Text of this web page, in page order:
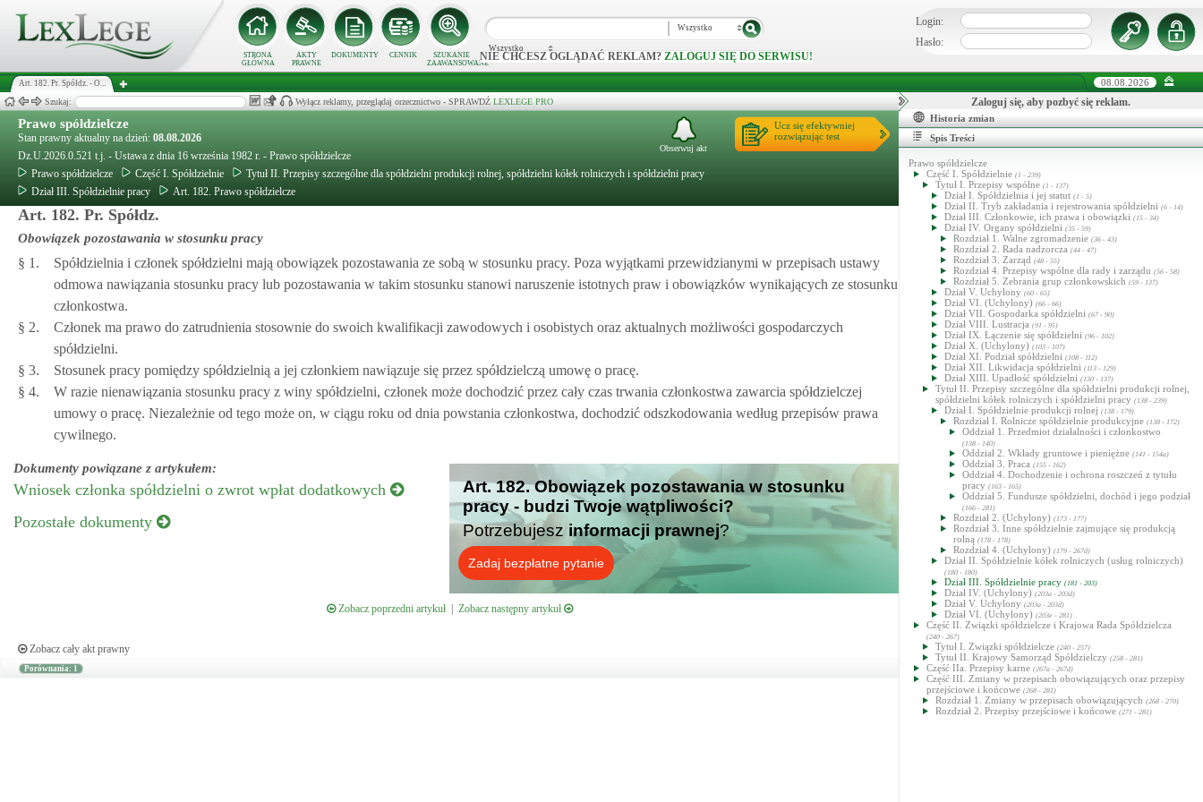
STRONA
GŁÓWNA
AKTY
PRAWNE
DOKUMENTY CENNIK
SZUKANIE
ZAAWANSOWANE
Wszystko
Wszystko
NIE CHCESZ OGLĄDAĆ REKLAM? ZALOGUJ SIĘ DO SERWISU!
Login:
Hasło:
Art. 182. Pr. Spółdz. - O... 08.08.2026
Szukaj: Wyłącz reklamy, przeglądaj orzecznictwo - SPRAWDŹ LEXLEGE PRO
Prawo spółdzielcze
Stan prawny aktualny na dzień: 08.08.2026
Dz.U.2026.0.521 t.j. - Ustawa z dnia 16 września 1982 r. - Prawo spółdzielcze
Prawo spółdzielcze
Część I. Spółdzielnie
Tytuł II. Przepisy szczególne dla spółdzielni produkcji rolnej, spółdzielni kółek rolniczych i spółdzielni pracy
Dział III. Spółdzielnie pracy
Art. 182. Prawo spółdzielcze
Ucz się efektywniej
rozwiązując test
Obserwuj akt
Art. 182. Pr. Spółdz.
Obowiązek pozostawania w stosunku pracy
§ 1.
Spółdzielnia i członek spółdzielni mają obowiązek pozostawania ze sobą w stosunku pracy. Poza wyjątkami przewidzianymi w przepisach ustawy
odmowa nawiązania stosunku pracy lub pozostawania w takim stosunku stanowi naruszenie istotnych praw i obowiązków wynikających ze stosunku
członkostwa.
§ 2.
Członek ma prawo do zatrudnienia stosownie do swoich kwalifikacji zawodowych i osobistych oraz aktualnych możliwości gospodarczych
spółdzielni.
§ 3.
Stosunek pracy pomiędzy spółdzielnią a jej członkiem nawiązuje się przez spółdzielczą umowę o pracę.
§ 4.
W razie nienawiązania stosunku pracy z winy spółdzielni, członek może dochodzić przez cały czas trwania członkostwa zawarcia spółdzielczej
umowy o pracę. Niezależnie od tego może on, w ciągu roku od dnia powstania członkostwa, dochodzić odszkodowania według przepisów prawa
cywilnego.
Dokumenty powiązane z artykułem:
Wniosek członka spółdzielni o zwrot wpłat dodatkowych
Pozostałe dokumenty
Art. 182. Obowiązek pozostawania w stosunku
pracy - budzi Twoje wątpliwości?
Potrzebujesz informacji prawnej?
Zadaj bezpłatne pytanie
Zobacz poprzedni artykuł| Zobacz następny artykuł
Zobacz cały akt prawny
Porównania: 1
Zaloguj się, aby pozbyć się reklam.
Historia zmian
Spis Treści
Prawo spółdzielcze
Część I. Spółdzielnie (1 - 239)
Tytuł I. Przepisy wspólne (1 - 137)
Dział I. Spółdzielnia i jej statut (1 - 5)
Dział II. Tryb zakładania i rejestrowania spółdzielni (6 - 14)
Dział III. Członkowie, ich prawa i obowiązki (15 - 34)
Dział IV. Organy spółdzielni (35 - 59)
Rozdział 1. Walne zgromadzenie (36 - 43)
Rozdział 2. Rada nadzorcza (44 - 47)
Rozdział 3. Zarząd (48 - 55)
Rozdział 4. Przepisy wspólne dla rady i zarządu (56 - 58)
Rozdział 5. Zebrania grup członkowskich (59 - 137)
Dział V. Uchylony (60 - 65)
Dział VI. (Uchylony) (66 - 66)
Dział VII. Gospodarka spółdzielni (67 - 90)
Dział VIII. Lustracja (91 - 95)
Dział IX. Łączenie się spółdzielni (96 - 102)
Dział X. (Uchylony) (103 - 107)
Dział XI. Podział spółdzielni (108 - 112)
Dział XII. Likwidacja spółdzielni (113 - 129)
Dział XIII. Upadłość spółdzielni (130 - 137)
Tytuł II. Przepisy szczególne dla spółdzielni produkcji rolnej,
spółdzielni kółek rolniczych i spółdzielni pracy (138 - 239)
Dział I. Spółdzielnie produkcji rolnej (138 - 179)
Rozdział I. Rolnicze spółdzielnie produkcyjne (138 - 172)
Oddział 1. Przedmiot działalności i członkostwo
(138 - 140)
Oddział 2. Wkłady gruntowe i pieniężne (141 - 154a)
Oddział 3. Praca (155 - 162)
Oddział 4. Dochodzenie i ochrona roszczeń z tytułu
pracy (163 - 165)
Oddział 5. Fundusze spółdzielni, dochód i jego podział
(166 - 281)
Rozdział 2. (Uchylony) (173 - 177)
Rozdział 3. Inne spółdzielnie zajmujące się produkcją
rolną (178 - 178)
Rozdział 4. (Uchylony) (179 - 267d)
Dział II. Spółdzielnie kółek rolniczych (usług rolniczych)
(180 - 180)
Dział III. Spółdzielnie pracy (181 - 203)
Dział IV. (Uchylony) (203a - 203d)
Dział V. Uchylony (203a - 203d)
Dział VI. (Uchylony) (203e - 281)
Część II. Związki spółdzielcze i Krajowa Rada Spółdzielcza
(240 - 267)
Tytuł I. Związki spółdzielcze (240 - 257)
Tytuł II. Krajowy Samorząd Spółdzielczy (258 - 281)
Część IIa. Przepisy karne (267a - 267d)
Część III. Zmiany w przepisach obowiązujących oraz przepisy
przejściowe i końcowe (268 - 281)
Rozdział 1. Zmiany w przepisach obowiązujących (268 - 270)
Rozdział 2. Przepisy przejściowe i końcowe (271 - 281)